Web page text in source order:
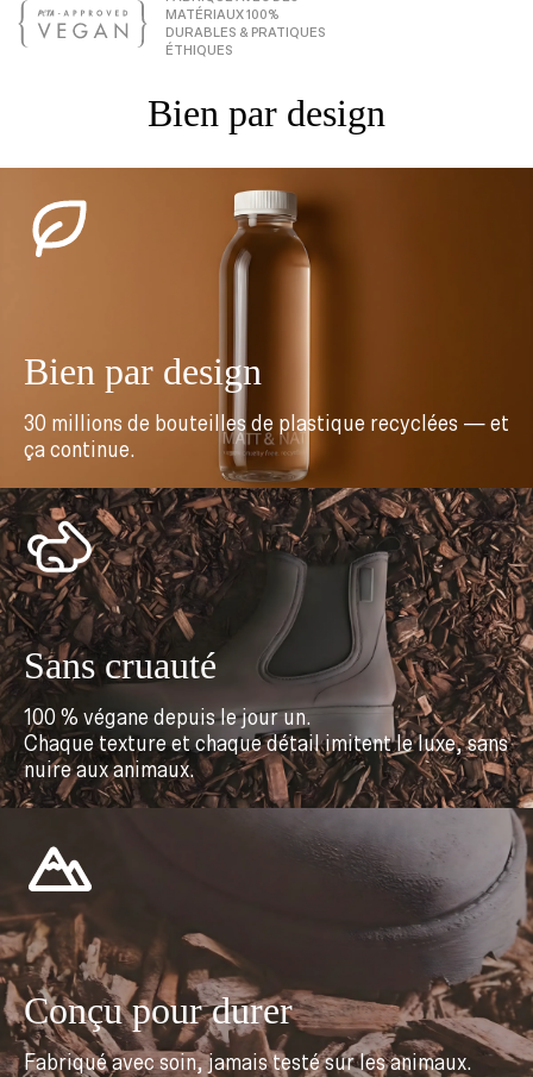
MATÉRIAUX 100%
DURABLES & PRATIQUES
ÉTHIQUES
Bien par design
Bien par design
30 millions de bouteilles de plastique recyclées — et
ça continue.
Sans cruauté
100 % végane depuis le jour un.
Chaque texture et chaque détail imitent le luxe, sans
nuire aux animaux.
Conçu pour durer
Fabriqué avec soin, jamais testé sur les animaux.